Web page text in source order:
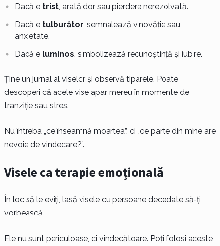
Dacă e trist, arată dor sau pierdere nerezolvată.
Dacă e tulburător, semnalează vinovăție sau
anxietate.
Dacă e luminos, simbolizează recunoștință și iubire.
Ține un jurnal al viselor și observă tiparele. Poate
descoperi că acele vise apar mereu în momente de
tranziție sau stres.
Nu întreba „ce înseamnă moartea”, ci „ce parte din mine are
nevoie de vindecare?”.
Visele ca terapie emoțională
În loc să le eviți, lasă visele cu persoane decedate să-ți
vorbească.
Ele nu sunt periculoase, ci vindecătoare. Poți folosi aceste